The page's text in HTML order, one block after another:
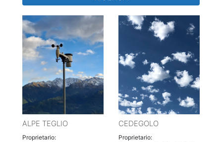
ALPE TEGLIO
Proprietario:
CEDEGOLO
Proprietario: